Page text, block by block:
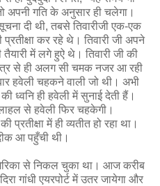
अपनी गति के अनुसार ही चलेगा।
दी थी, तबसे तिवारीजी एक-एक
कर रहे थे। तिवारी जी अपने
में लगे हुऐ थे। तिवारी जी की
से ही अलग सी चमक नजर आ रही
हवेली चहकने वाली जो थी। अभी
ध्वनि ही हवेली में सुनाई देती हैं।
से हवेली फिर चहकेगी।
में ही व्यतीत हो रहा था।
आ पहुँची थी।
से निकल चुका था। आज करीब
गांधी एयरपोर्ट में उतर जायेगा और